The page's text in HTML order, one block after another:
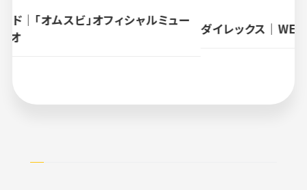
ビ」オフィシャルミュー
ダイレックス｜WEB用採用動画